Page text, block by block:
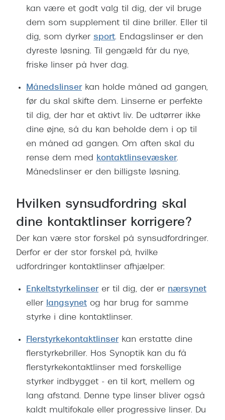
kan være et godt valg til dig, der vil bruge
dem som supplement til dine briller. Eller til
dig, som dyrker sport. Endagslinser er den
dyreste løsning. Til gengæld får du nye,
friske linser på hver dag.
Månedslinserkan holde måned ad gangen,
før du skal skifte dem. Linserne er perfekte
til dig, der har et aktivt liv. De udtørrer ikke
dine øjne, så du kan beholde dem i op til
en måned ad gangen. Om aften skal du
rense dem med kontaktlinsevæsker.
Månedslinser er den billigste løsning.
Hvilken synsudfordring skal
dine kontaktlinser korrigere?
Der kan være stor forskel på synsudfordringer.
Derfor er der stor forskel på, hvilke
udfordringer kontaktlinser afhjælper:
Enkeltstyrkelinserer til dig, der er nærsynet
eller langsynet og har brug for samme
styrke i dine kontaktlinser.
Flerstyrkekontaktlinserkan erstatte dine
flerstyrkebriller. Hos Synoptik kan du få
flerstyrkekontaktlinser med forskellige
styrker indbygget - en til kort, mellem og
lang afstand. Denne type linser bliver også
kaldt multifokale eller progressive linser. Du